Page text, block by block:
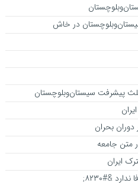
در خاش
پیشرفت سیستان‌وبلوچستان
بحران
متن جامعه
ایران
&#۸۲۳۰;